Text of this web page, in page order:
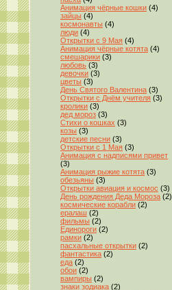
Анимация чёрные кошки (4)
зайцы (4)
космонавты (4)
люди (4)
Открытки с 9 Мая (4)
Анимация чёрные котята (4)
смешарики (3)
любовь (3)
девочки (3)
цветы (3)
День Святого Валентина (3)
Открытки с Днём учителя (3)
кролики (3)
дед мороз (3)
Стихи о кошках (3)
козы (3)
детские песни (3)
Открытки с 1 Мая (3)
Анимация с надписями привет
(3)
Анимация рыжие котята (3)
обезьяны (3)
Открытки авиация и космос (3)
День рождения Деда Мороза (2)
космические корабли (2)
ералаш (2)
фильмы (2)
Единороги (2)
рамки (2)
пасхальные открытки (2)
фантастика (2)
еда (2)
обои (2)
вампиры (2)
знаки зодиака (2)